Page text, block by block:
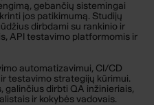
gebančių sistemingai
jos patikimumą. Studijų
dirbdami su rankinio ir
API testavimo platformomis ir
automatizavimui, CI/CD
testavimo strategijų kūrimui.
galinčius dirbti QA inžinieriais,
ir kokybės vadovais.